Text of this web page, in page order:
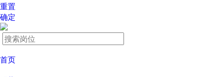
重置
确定
首页